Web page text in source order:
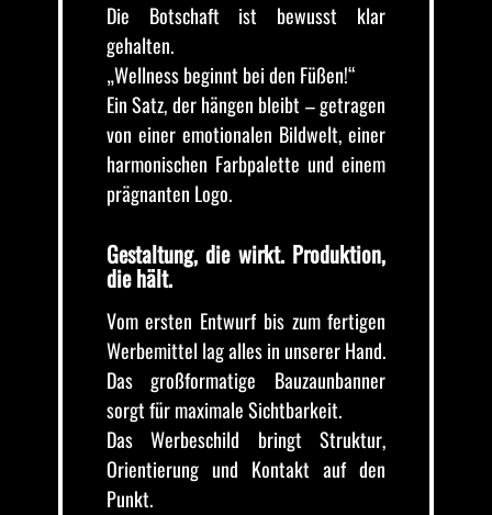
Die Botschaft ist bewusst klar
gehalten.
„Wellness beginnt bei den Füßen!“
Ein Satz, der hängen bleibt – getragen
von einer emotionalen Bildwelt, einer
harmonischen Farbpalette und einem
prägnanten Logo.
Gestaltung, die wirkt. Produktion,
die hält.
Vom ersten Entwurf bis zum fertigen
Werbemittel lag alles in unserer Hand.
Das großformatige Bauzaunbanner
sorgt für maximale Sichtbarkeit.
Das Werbeschild bringt Struktur,
Orientierung und Kontakt auf den
Punkt.